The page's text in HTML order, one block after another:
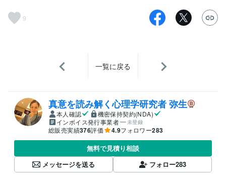
9
一覧に戻る
真意を読み解く心理学研究者 弥生
本人確認
機密保持契約(NDA)
インボイス発行事業者
未登録
総販売実績376評価 4.9フォロワー283
無料で見積り相談
メッセージを送る
フォロー283